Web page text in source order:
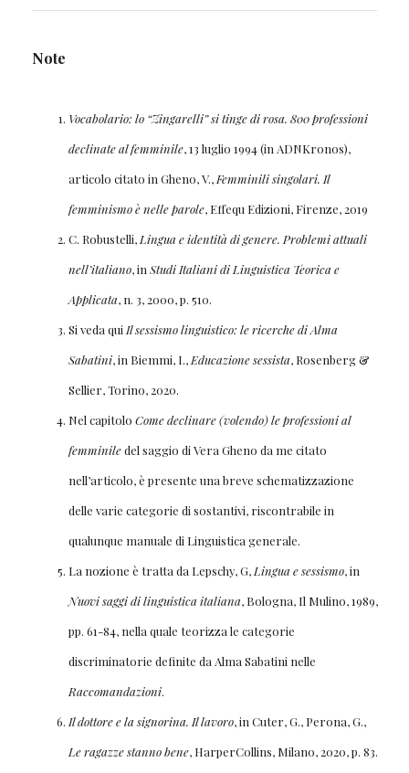
Note
Vocabolario: lo “Zingarelli” si tinge di rosa. 800 professioni
declinate al femminile, 13 luglio 1994 (in ADNKronos),
articolo citato in Gheno, V., Femminili singolari. Il
femminismo è nelle parole, Effequ Edizioni, Firenze, 2019
C. Robustelli, Lingua e identità di genere. Problemi attuali
nell’italiano, in Studi Italiani di Linguistica Teorica e
Applicata, n. 3, 2000, p. 510.
Si veda qui Il sessismo linguistico: le ricerche di Alma
Sabatini, in Biemmi, I., Educazione sessista, Rosenberg &
Sellier, Torino, 2020.
Nel capitolo Come declinare (volendo) le professioni al
femminiledel saggio di Vera Gheno da me citato
nell’articolo, è presente una breve schematizzazione
delle varie categorie di sostantivi, riscontrabile in
qualunque manuale di Linguistica generale.
La nozione è tratta da Lepschy, G, Lingua e sessismo, in
Nuovi saggi di linguistica italiana, Bologna, Il Mulino, 1989,
pp. 61-84, nella quale teorizza le categorie
discriminatorie definite da Alma Sabatini nelle
Raccomandazioni.
Il dottore e la signorina. Il lavoro, in Cuter, G., Perona, G.,
Le ragazze stanno bene, HarperCollins, Milano, 2020, p. 83.